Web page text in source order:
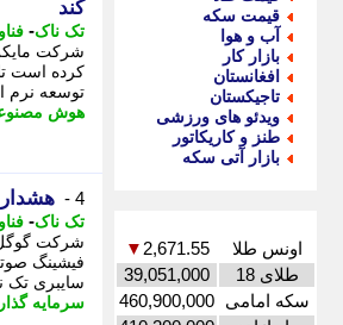
قیمت سکه
آب و هوا
بازار کار
افغانستان
تاجیکستان
ویدئو های ورزشی
طنز و کاریکاتور
بازار آتی سکه
اونس طلا 2,671.55
▼
طلای 18
39,051,000
سکه امامی 460,900,000
کند
تک ناک-
شرکت
کرده است
توسعه نرم
هوش
4 -
تک ناک-
شرکت گوگل
فیشینگ
سایبری تک
سرمایه